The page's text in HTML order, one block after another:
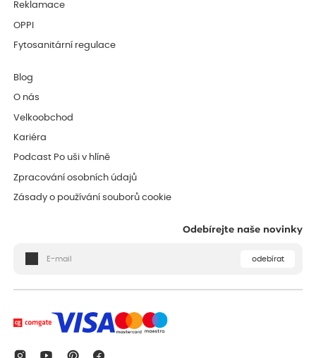
Reklamace
OPPI
Fytosanitární regulace
Blog
O nás
Velkoobchod
Kariéra
Podcast Po uši v hlíně
Zpracování osobních údajů
Zásady o používání souborů cookie
Odebírejte naše novinky
odebírat